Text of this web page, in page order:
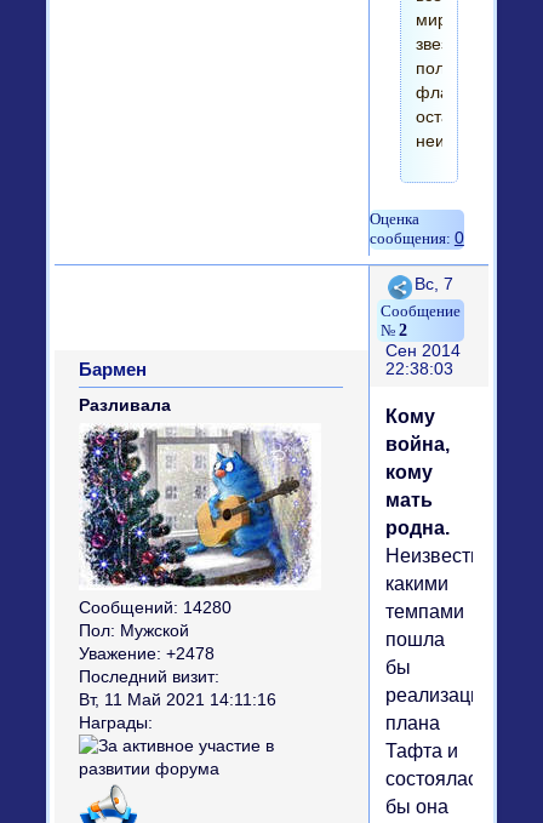
мира
звездно-
полосатому
флагу
оставалась
неизменной.
0
Поделиться
2
Вс, 7
Сен 2014
22:38:03
Бармен
Разливала
Сообщений: 14280
Пол: Мужской
Уважение: +2478
Последний визит:
Вт, 11 Май 2021 14:11:16
Награды:
Кому
война,
кому
мать
родна.
Неизвестно,
какими
темпами
пошла
бы
реализация
плана
Тафта и
состоялась
бы она